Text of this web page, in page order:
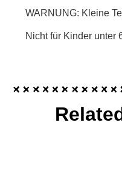
WARNUNG: Kleine
Nicht für Kinder unter